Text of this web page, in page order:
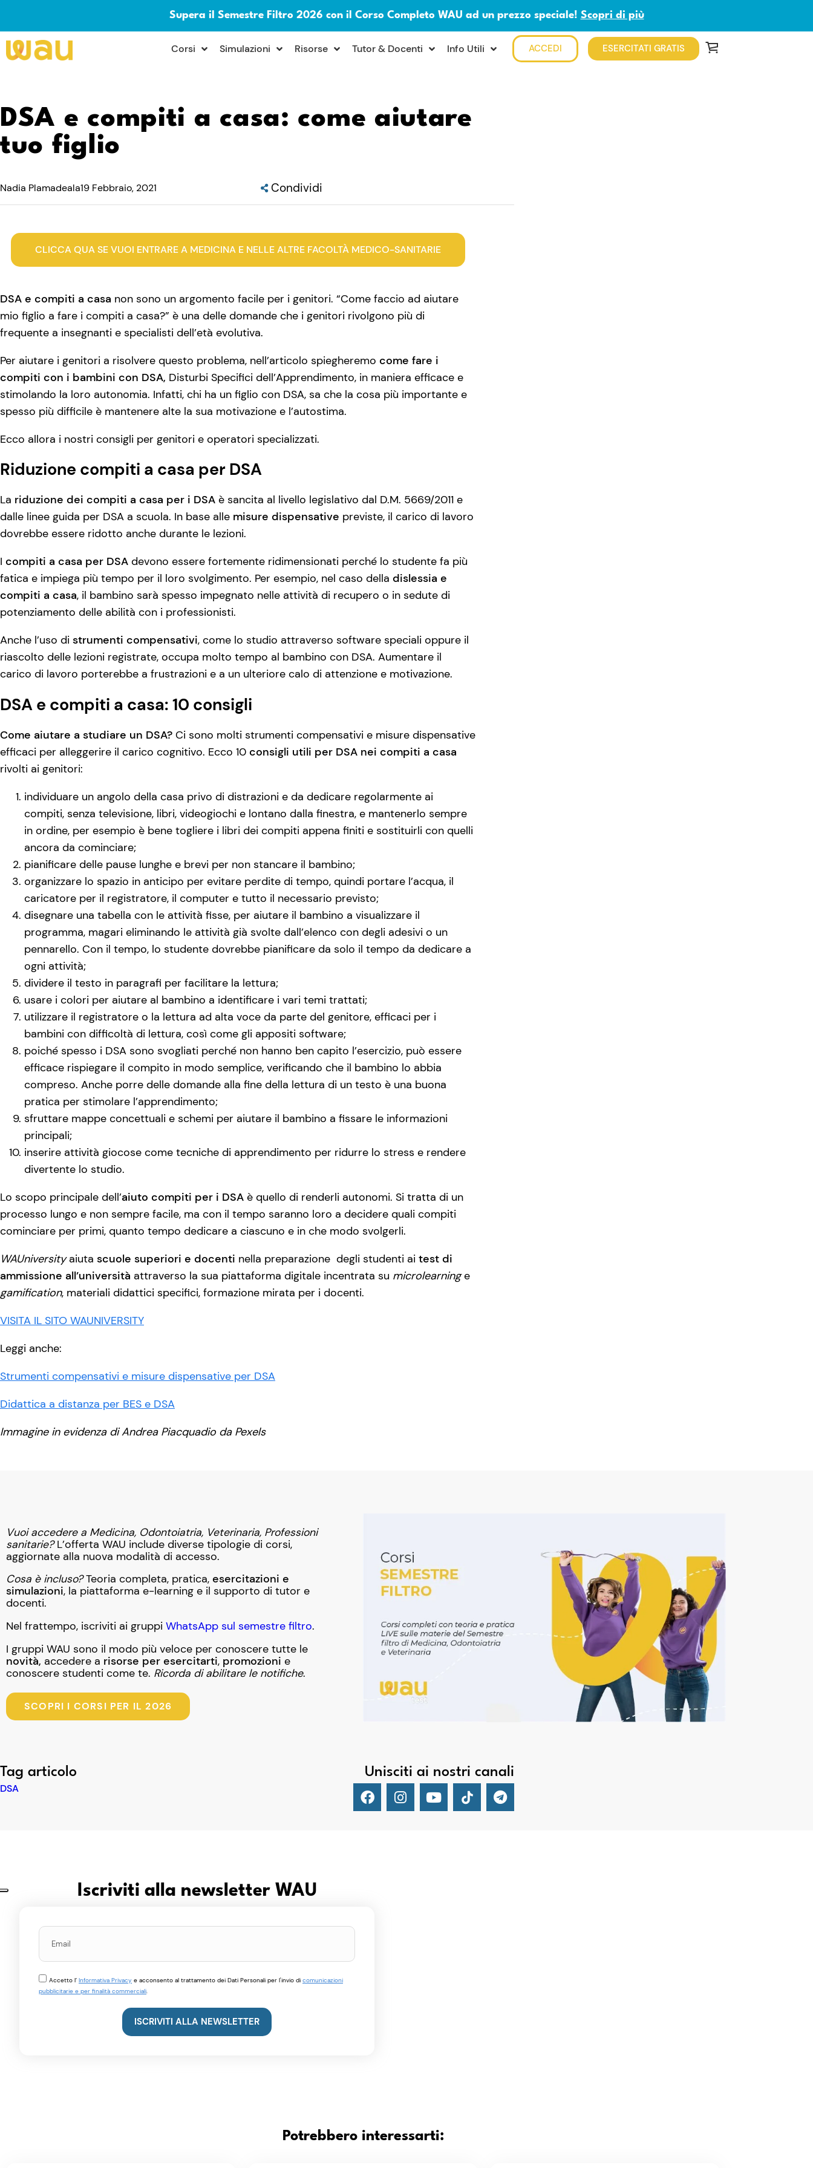
Supera il Semestre Filtro 2026 con il Corso Completo WAU ad un prezzo speciale! Scopri di più
× Corsi Simulazioni Risorse Tutor & Docenti Info Utili ACCEDI ESERCITATI GRATIS
DSA e compiti a casa: come aiutare
tuo figlio
Nadia Plamadeala19 Febbraio, 2021 Condividi
CLICCA QUA SE VUOI ENTRARE A MEDICINA E NELLE ALTRE FACOLTÀ MEDICO-SANITARIE
DSA e compiti a casa non sono un argomento facile per i genitori. “Come faccio ad aiutare
mio figlio a fare i compiti a casa?” è una delle domande che i genitori rivolgono più di
frequente a insegnanti e specialisti dell’età evolutiva.
Per aiutare i genitori a risolvere questo problema, nell’articolo spiegheremo come fare i
compiti con i bambini con DSA, Disturbi Specifici dell’Apprendimento, in maniera efficace e
stimolando la loro autonomia. Infatti, chi ha un figlio con DSA, sa che la cosa più importante e
spesso più difficile è mantenere alte la sua motivazione e l’autostima.
Ecco allora i nostri consigli per genitori e operatori specializzati.
Riduzione compiti a casa per DSA
La riduzione dei compiti a casa per i DSA è sancita al livello legislativo dal D.M. 5669/2011 e
dalle linee guida per DSA a scuola. In base alle misure dispensative previste, il carico di lavoro
dovrebbe essere ridotto anche durante le lezioni.
I compiti a casa per DSA devono essere fortemente ridimensionati perché lo studente fa più
fatica e impiega più tempo per il loro svolgimento. Per esempio, nel caso della dislessia e
compiti a casa, il bambino sarà spesso impegnato nelle attività di recupero o in sedute di
potenziamento delle abilità con i professionisti.
Anche l’uso di strumenti compensativi, come lo studio attraverso software speciali oppure il
riascolto delle lezioni registrate, occupa molto tempo al bambino con DSA. Aumentare il
carico di lavoro porterebbe a frustrazioni e a un ulteriore calo di attenzione e motivazione.
DSA e compiti a casa: 10 consigli
Come aiutare a studiare un DSA? Ci sono molti strumenti compensativi e misure dispensative
efficaci per alleggerire il carico cognitivo. Ecco 10 consigli utili per DSA nei compiti a casa
rivolti ai genitori:
individuare un angolo della casa privo di distrazioni e da dedicare regolarmente ai
compiti, senza televisione, libri, videogiochi e lontano dalla finestra, e mantenerlo sempre
in ordine, per esempio è bene togliere i libri dei compiti appena finiti e sostituirli con quelli
ancora da cominciare;
pianificare delle pause lunghe e brevi per non stancare il bambino;
organizzare lo spazio in anticipo per evitare perdite di tempo, quindi portare l’acqua, il
caricatore per il registratore, il computer e tutto il necessario previsto;
disegnare una tabella con le attività fisse, per aiutare il bambino a visualizzare il
programma, magari eliminando le attività già svolte dall’elenco con degli adesivi o un
pennarello. Con il tempo, lo studente dovrebbe pianificare da solo il tempo da dedicare a
ogni attività;
dividere il testo in paragrafi per facilitare la lettura;
usare i colori per aiutare al bambino a identificare i vari temi trattati;
utilizzare il registratore o la lettura ad alta voce da parte del genitore, efficaci per i
bambini con difficoltà di lettura, così come gli appositi software;
poiché spesso i DSA sono svogliati perché non hanno ben capito l’esercizio, può essere
efficace rispiegare il compito in modo semplice, verificando che il bambino lo abbia
compreso. Anche porre delle domande alla fine della lettura di un testo è una buona
pratica per stimolare l’apprendimento;
sfruttare mappe concettuali e schemi per aiutare il bambino a fissare le informazioni
principali;
inserire attività giocose come tecniche di apprendimento per ridurre lo stress e rendere
divertente lo studio.
Lo scopo principale dell’aiuto compiti per i DSA è quello di renderli autonomi. Si tratta di un
processo lungo e non sempre facile, ma con il tempo saranno loro a decidere quali compiti
cominciare per primi, quanto tempo dedicare a ciascuno e in che modo svolgerli.
WAUniversityaiuta scuole superiori e docenti nella preparazione degli studenti ai test di
ammissione all’università attraverso la sua piattaforma digitale incentrata su microlearninge
gamification, materiali didattici specifici, formazione mirata per i docenti.
VISITA IL SITO WAUNIVERSITY
Leggi anche:
Strumenti compensativi e misure dispensative per DSA
Didattica a distanza per BES e DSA
Immagine in evidenza di Andrea Piacquadio da Pexels
Vuoi accedere a Medicina, Odontoiatria, Veterinaria, Professioni
sanitarie?L’offerta WAU include diverse tipologie di corsi,
aggiornate alla nuova modalità di accesso.
Cosa è incluso?Teoria completa, pratica, esercitazioni e
simulazioni, la piattaforma e-learning e il supporto di tutor e
docenti.
Nel frattempo, iscriviti ai gruppi WhatsApp sul semestre filtro.
I gruppi WAU sono il modo più veloce per conoscere tutte le
novità, accedere a risorse per esercitarti, promozioni e
conoscere studenti come te. Ricorda di abilitare le notifiche.
SCOPRI I CORSI PER IL 2026
Tag articolo
DSA
Unisciti ai nostri canali
Iscriviti alla newsletter WAU
Accetto l’ Informativa Privacy e acconsento al trattamento dei Dati Personali per l'invio di comunicazioni
pubblicitarie e per finalità commerciali.
ISCRIVITI ALLA NEWSLETTER
Potrebbero interessarti: